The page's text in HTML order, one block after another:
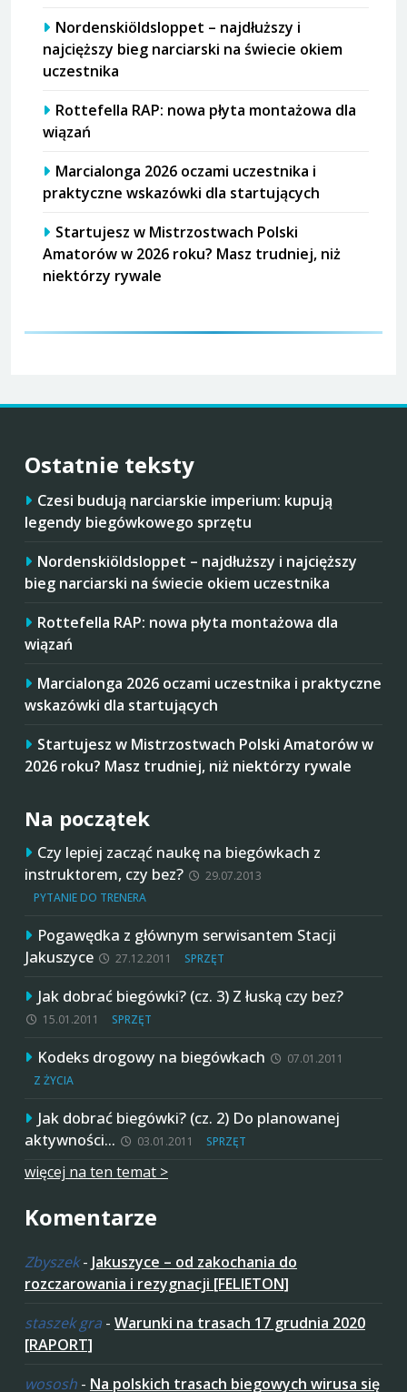
Nordenskiöldsloppet – najdłuższy i
najcięższy bieg narciarski na świecie okiem
uczestnika
Rottefella RAP: nowa płyta montażowa dla
wiązań
Marcialonga 2026 oczami uczestnika i
praktyczne wskazówki dla startujących
Startujesz w Mistrzostwach Polski
Amatorów w 2026 roku? Masz trudniej, niż
niektórzy rywale
Ostatnie teksty
Czesi budują narciarskie imperium: kupują
legendy biegówkowego sprzętu
Nordenskiöldsloppet – najdłuższy i najcięższy
bieg narciarski na świecie okiem uczestnika
Rottefella RAP: nowa płyta montażowa dla
wiązań
Marcialonga 2026 oczami uczestnika i praktyczne
wskazówki dla startujących
Startujesz w Mistrzostwach Polski Amatorów w
2026 roku? Masz trudniej, niż niektórzy rywale
Na początek
Czy lepiej zacząć naukę na biegówkach z
instruktorem, czy bez?
29.07.2013
PYTANIE DO TRENERA
Pogawędka z głównym serwisantem Stacji
Jakuszyce
27.12.2011 SPRZĘT
Jak dobrać biegówki? (cz. 3) Z łuską czy bez?
15.01.2011 SPRZĘT
Kodeks drogowy na biegówkach
07.01.2011
Z ŻYCIA
Jak dobrać biegówki? (cz. 2) Do planowanej
aktywności…
03.01.2011 SPRZĘT
więcej na ten temat >
Komentarze
Zbyszek- Jakuszyce – od zakochania do
rozczarowania i rezygnacji [FELIETON]
staszek gra - Warunki na trasach 17 grudnia 2020
[RAPORT]
wososh - Na polskich trasach biegowych wirusa się